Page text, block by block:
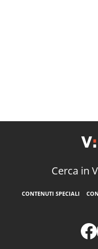
Cerca in
CONTENUTI SPECIALI